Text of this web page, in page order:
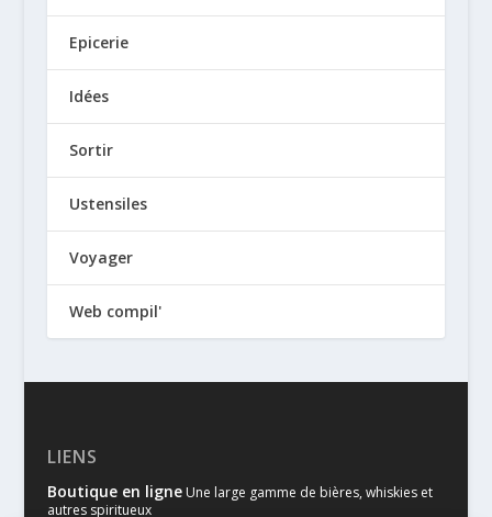
Epicerie
Idées
Sortir
Ustensiles
Voyager
Web compil'
LIENS
Boutique en ligneUne large gamme de bières, whiskies et
autres spiritueux